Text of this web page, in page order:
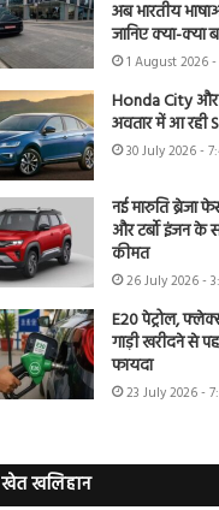
अब भारतीय
जानिए क्या-क्या
1 August 2026
Honda City
अवतार में आ रही
30 July 2026 -
नई मारुति ब्रेजा
और टर्बो इंजन के
कीमत
26 July 2026 -
E20 पेट्रोल,
गाड़ी खरीदने से
फायदा
23 July 2026 -
खेत खलिहान